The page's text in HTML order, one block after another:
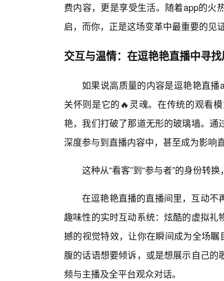
费内容，更是享受生活。随着app的火
启，而你，正是这场变革中最重要的见
交互与温情：在逗艳艳直播中寻
如果说高质量的内容是逗艳艳直
关怀则是它的🔥灵魂。在传统的观看
艳，我们打破了那道无形的玻璃墙。
深度参与到直播内容中，甚至成为影响
这种从“看客”到“参与者”的身份转
在逗艳艳直播的直播间里，互动不
趣味性的实时互动系统：炫酷的虚拟
撼的视觉特效，让你在瞬间成为全场
腹的话语想要倾诉，或是想展示自己
频与主播及全平台观众对话。